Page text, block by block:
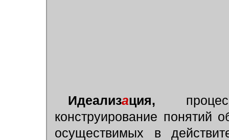
Идеализация,
конструирование понятий
осуществимых в